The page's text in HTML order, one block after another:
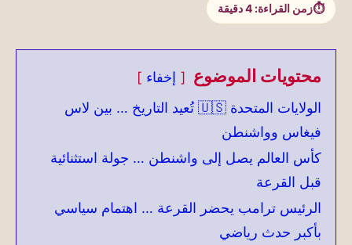
زمن القراءة: 4دقيقة
محتويات الموضوع
إخفاء
الولايات المتحدة 🇺🇸 تُعيد التاريخ … بين لاس
فيغاس وواشنطن
كأس العالم يصل إلى واشنطن … جولة استثنائية
قبل القرعة
الرئيس ترامب يحضر القرعة … اهتمام سياسي
بأكبر حدث رياضي